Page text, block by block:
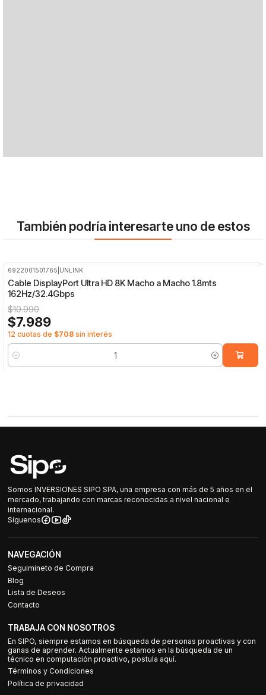
También podría interesarte uno de estos
6922001501765 UNLINK
Cable DisplayPort Ultra HD 8K Macho a Macho 1.8mts
162Hz/32.4Gbps
$10.990
$7.989
12 cuotas de $708 sin interés
Cantidad
Somos INVERSIONES SIPO SPA, una empresa con más de 5 años en el
mercado, trabajando con marcas reconocidas a nivel nacional e
internacional.
Síguenos
NAVEGACIÓN
Seguimineto de Compra
Blog
Lista de Deseos
Contacto
TRABAJA CON NOSOTROS
En SIPO, siempre estamos en búsqueda de personas proactivas y con
ganas de aprender. Actualmente estamos en la búsqueda de un
técnico en computación proactivo, postula aquí.
Términos y Condiciones
Política de privacidad